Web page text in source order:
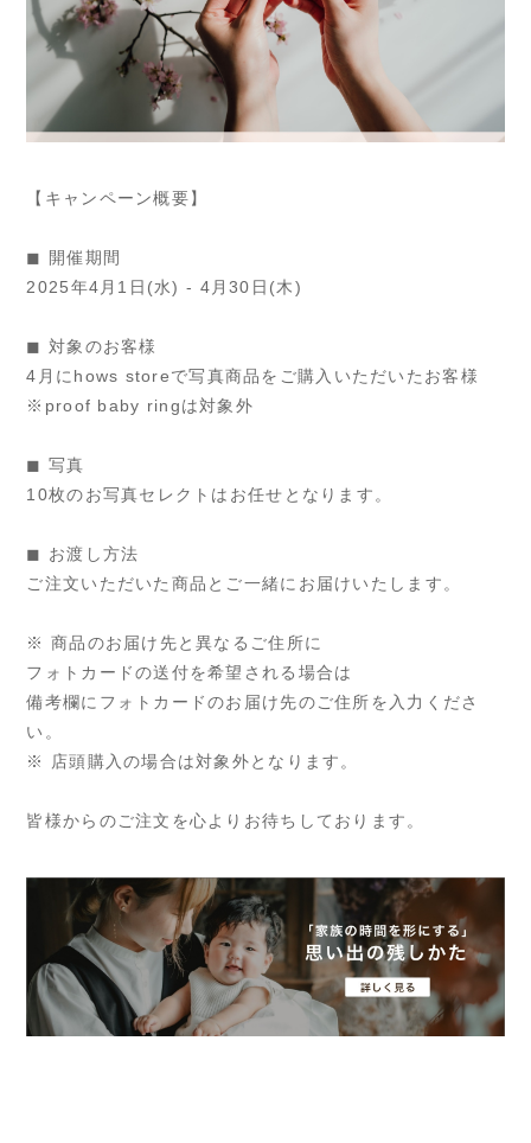
【キャンペーン概要】
◼︎ 開催期間
2025年4月1日(水) - 4月30日(木)
◼︎ 対象のお客様
4月にhows storeで写真商品をご購入いただいたお客様
※proof baby ringは対象外
◼︎ 写真
10枚のお写真セレクトはお任せとなります。
◼︎ お渡し方法
ご注文いただいた商品とご一緒にお届けいたします。
※ 商品のお届け先と異なるご住所に
フォトカードの送付を希望される場合は
備考欄にフォトカードのお届け先のご住所を入力くださ
い。
※ 店頭購入の場合は対象外となります。
皆様からのご注文を心よりお待ちしております。